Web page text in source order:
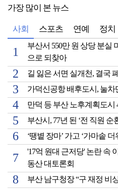
가장 많이 본 뉴스
사회 스포츠 연예 정치
부산서 550만 원 상당 분실
으로 되찾아
길 잃은 서면 실개천, 결국
가덕신공항 배후도시, 눌차
만덕 등 부산 노후계획도시
부산시, 77년 된 ‘전 직원 순
‘땡볕 장마’ 가고 ‘가마솥 더
'17억 원대 근저당' 논란 속
동산 대토론회
부산 남구청장 “구 재정 비